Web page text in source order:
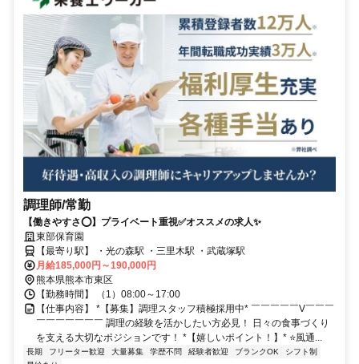
調理師/常勤
【働きやすさ⭕️】プライベート重視✅️オススメの求人✨
東部保育園
【最寄り駅】 ・光の森駅 ・三里木駅 ・武蔵塚駅
月給185,000円～190,000円
熊本県熊本市東区
【勤務時間】 （1）08:00～17:00
【仕事内容】 *【募集】調理スタッフ積極採用中* ￣￣￣￣￣V￣￣￣
￣￣￣￣￣￣￣ 調理の経験を活かしたい方必見！ 日々の食事づくり
を支える大切なポジションです！ *【嬉しいポイント！】* ⭐️風通...
長期 フリーター歓迎 大量募集 学歴不問 経験者歓迎 ブランクOK
シフト制